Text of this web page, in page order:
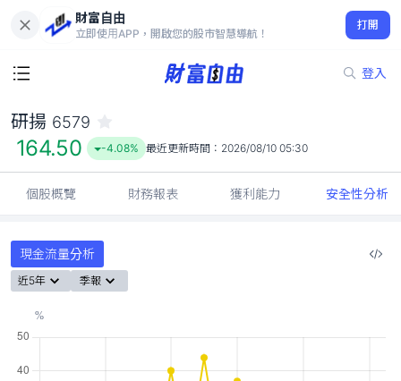
財富自由
立即使用APP，開啟您的股市智慧導航！
打開
登入
164.50
-4.08%
研揚 6579
164.50 -4.08% 最近更新時間： 2026/08/10 05:30
個股概覽 財務報表 獲利能力 安全性分析
現金流量分析
近5年 季報